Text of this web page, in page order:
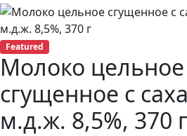
Featured
Молоко цельное
сгущенное с
м.д.ж. 8,5%, 370 г